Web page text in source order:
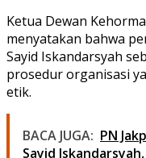
Ketua Dewan
menyatakan bahwa
Sayid Iskandarsyah
prosedur organisasi
etik.
BACA JUGA: PN
Sayid